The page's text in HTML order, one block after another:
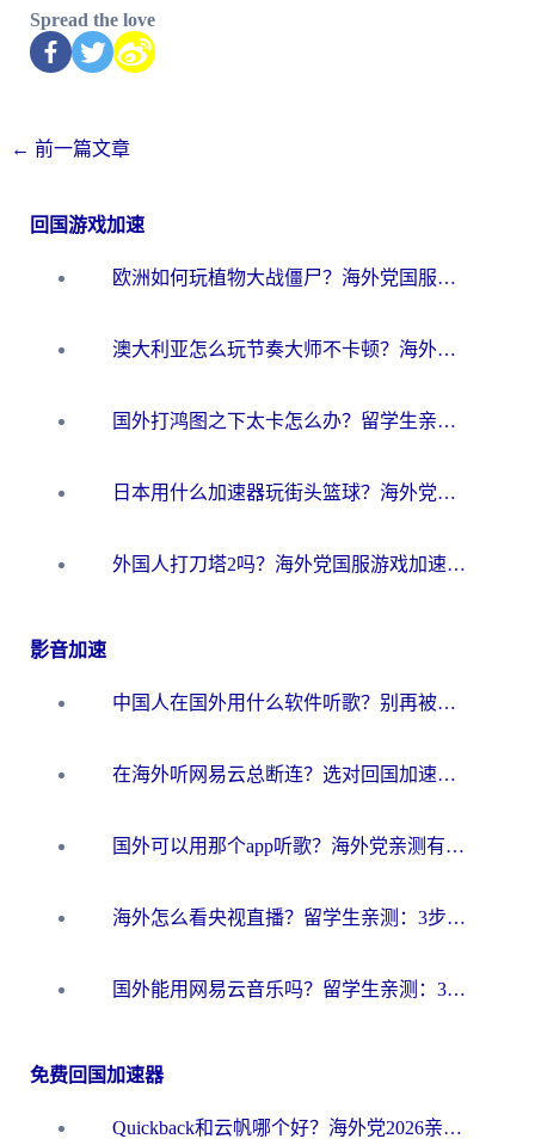
Spread the love
← 前一篇文章
回国游戏加速
欧洲如何玩植物大战僵尸？海外党国服游戏加速避坑指南（附实测对比）
澳大利亚怎么玩节奏大师不卡顿？海外党国服游戏加速终极指南
国外打鸿图之下太卡怎么办？留学生亲测有效的国服游戏加速方案
日本用什么加速器玩街头篮球？海外党国服游戏不卡顿的终极攻略
外国人打刀塔2吗？海外党国服游戏加速避坑全攻略
影音加速
中国人在国外用什么软件听歌？别再被地域限制卡脖子，这篇教你轻松解锁国内音乐库
在海外听网易云总断连？选对回国加速器，告别地区限制和卡顿
国外可以用那个app听歌？海外党亲测有效的回国加速方案，轻松听国内音乐听书
海外怎么看央视直播？留学生亲测：3步解决版权限制+追剧自由
国外能用网易云音乐吗？留学生亲测：3步解决海外听歌难题
免费回国加速器
Quickback和云帆哪个好？海外党2026亲测指南：选对加速器大陆工具，无缝刷国内剧玩国服